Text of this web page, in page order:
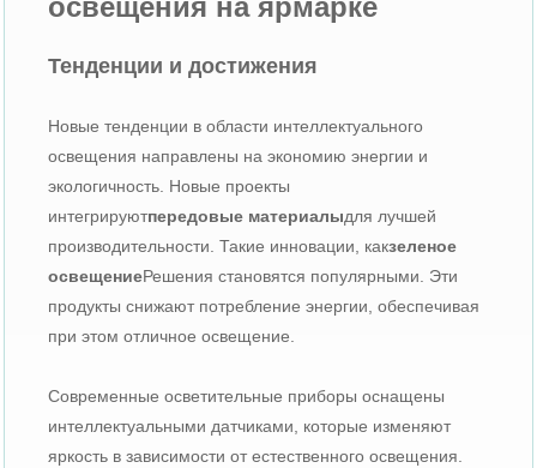
освещения на ярмарке
Тенденции и достижения
Новые тенденции в области интеллектуального
освещения направлены на экономию энергии и
экологичность. Новые проекты
интегрируютпередовые материалыдля лучшей
производительности. Такие инновации, какзеленое
освещениеРешения становятся популярными. Эти
продукты снижают потребление энергии, обеспечивая
при этом отличное освещение.
Современные осветительные приборы оснащены
интеллектуальными датчиками, которые изменяют
яркость в зависимости от естественного освещения.